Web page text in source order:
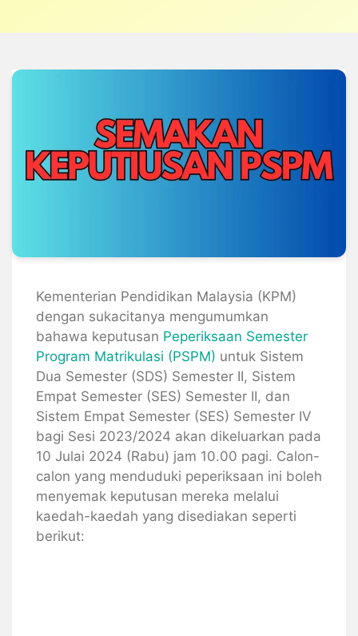
Kementerian Pendidikan Malaysia (KPM)
dengan sukacitanya mengumumkan
bahawa keputusan Peperiksaan Semester
Program Matrikulasi (PSPM) untuk Sistem
Dua Semester (SDS) Semester II, Sistem
Empat Semester (SES) Semester II, dan
Sistem Empat Semester (SES) Semester IV
bagi Sesi 2023/2024 akan dikeluarkan pada
10 Julai 2024 (Rabu) jam 10.00 pagi. Calon-
calon yang menduduki peperiksaan ini boleh
menyemak keputusan mereka melalui
kaedah-kaedah yang disediakan seperti
berikut: